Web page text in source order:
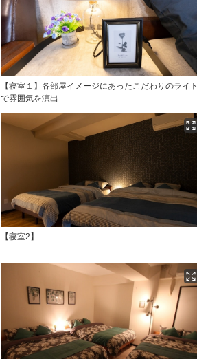
【寝室１】各部屋イメージにあったこだわりのライト
で雰囲気を演出
【寝室2】